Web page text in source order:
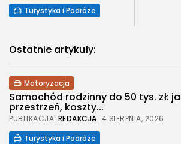
Turystyka i Podróże
Ostatnie artykuły:
Motoryzacja
Samochód rodzinny do 50 tys. zł:
przestrzeń, koszty...
PUBLIKACJA: REDAKCJA 4 SIERPNIA, 2026
Turystyka i Podróże